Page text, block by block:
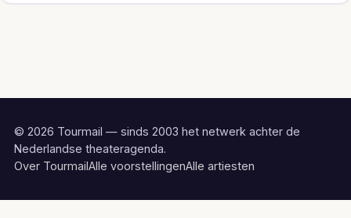
© 2026 Tourmail — sinds 2003 het netwerk achter de
Nederlandse theateragenda.
Over TourmailAlle voorstellingenAlle artiesten